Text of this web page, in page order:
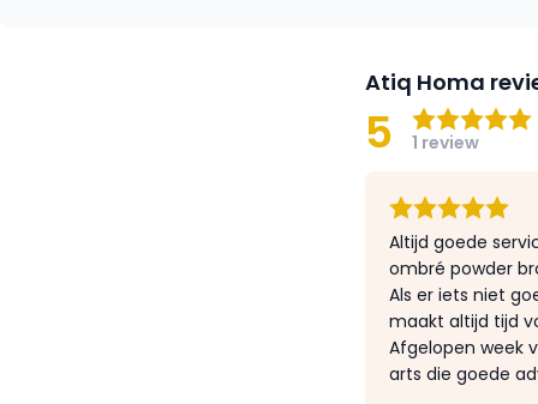
Atiq Homa
5 1 review
Altijd goede
ombré powder
Als er iets niet
maakt altijd tijd
Afgelopen week
arts die goede